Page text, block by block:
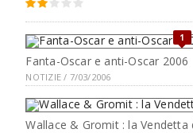
1
Fanta-Oscar e anti-Oscar 2006
NOTIZIE / 7/03/2006
Wallace & Gromit : la